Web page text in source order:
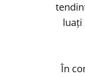
luați
În